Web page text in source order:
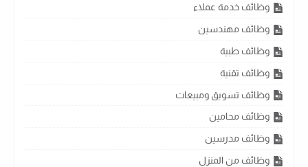
وظائف خدمة عملاء
وظائف مهندسين
وظائف طبية
وظائف تقنية
وظائف تسويق ومبيعات
وظائف محامين
وظائف مدرسين
وظائف من المنزل